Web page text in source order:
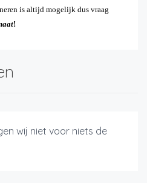
is altijd mogelijk dus vraag
!
wij niet voor niets de